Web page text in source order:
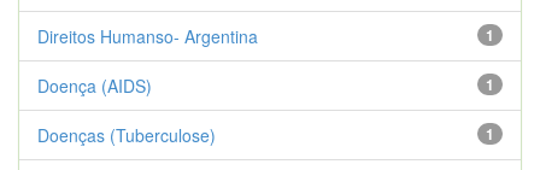
1
Direitos Humanso- Argentina
1
Doença (AIDS)
1
Doenças (Tuberculose)